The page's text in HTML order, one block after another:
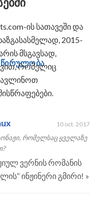
ის სათავეში და
2015-
მსგავსად,
რომელიც
10 oct. 2017
რომელსაც ყველაზე
ვერნის რომანის
ინჟინერი გმირი! »